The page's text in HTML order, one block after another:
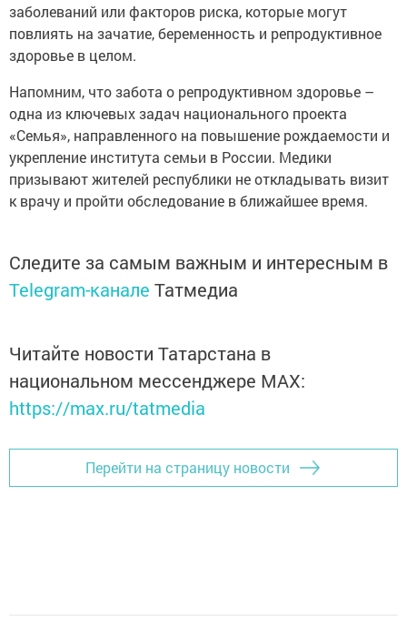
заболеваний или факторов риска, которые могут
повлиять на зачатие, беременность и репродуктивное
здоровье в целом.
Напомним, что забота о репродуктивном здоровье –
одна из ключевых задач национального проекта
«Семья», направленного на повышение рождаемости и
укрепление института семьи в России. Медики
призывают жителей республики не откладывать визит
к врачу и пройти обследование в ближайшее время.
Следите за самым важным и интересным в
Telegram-канале Татмедиа
Читайте новости Татарстана в
национальном мессенджере MАХ:
https://max.ru/tatmedia
Перейти на страницу новости